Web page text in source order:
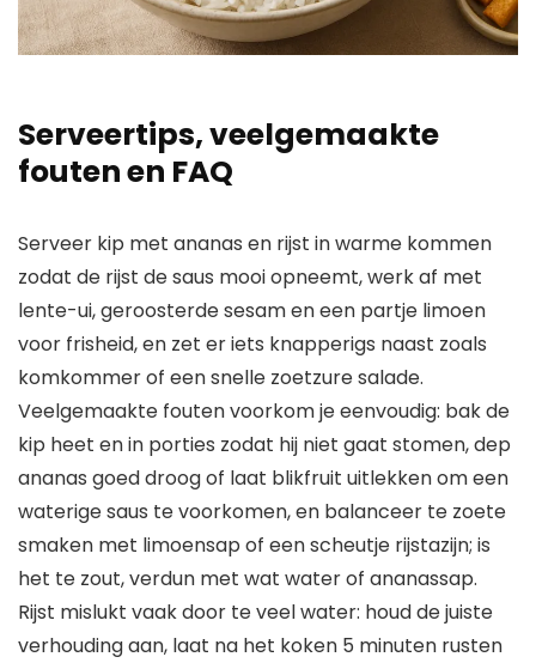
Serveertips, veelgemaakte
fouten en FAQ
Serveer kip met ananas en rijst in warme kommen
zodat de rijst de saus mooi opneemt, werk af met
lente-ui, geroosterde sesam en een partje limoen
voor frisheid, en zet er iets knapperigs naast zoals
komkommer of een snelle zoetzure salade.
Veelgemaakte fouten voorkom je eenvoudig: bak de
kip heet en in porties zodat hij niet gaat stomen, dep
ananas goed droog of laat blikfruit uitlekken om een
waterige saus te voorkomen, en balanceer te zoete
smaken met limoensap of een scheutje rijstazijn; is
het te zout, verdun met wat water of ananassap.
Rijst mislukt vaak door te veel water: houd de juiste
verhouding aan, laat na het koken 5 minuten rusten